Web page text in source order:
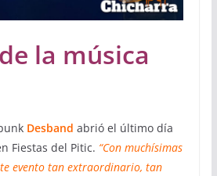
la música
Desband abrió el último día
Fiestas del Pitic. “Con muchísimas
evento tan extraordinario, tan